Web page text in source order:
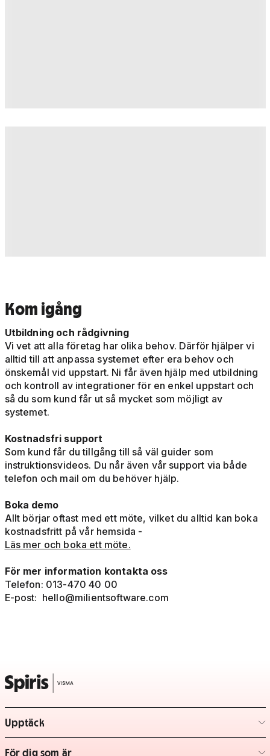
Kom igång
Utbildning och rådgivning
Vi vet att alla företag har olika behov. Därför hjälper vi
alltid till att anpassa systemet efter era behov och
önskemål vid uppstart. Ni får även hjälp med utbildning
och kontroll av integrationer för en enkel uppstart och
så du som kund får ut så mycket som möjligt av
systemet.
Kostnadsfri support
Som kund får du tillgång till så väl guider som
instruktionsvideos. Du når även vår support via både
telefon och mail om du behöver hjälp.
Boka demo
Allt börjar oftast med ett möte, vilket du alltid kan boka
kostnadsfritt på vår hemsida -
Läs mer och boka ett möte.
För mer information kontakta oss
Telefon: 013-470 40 00
E-post: hello@milientsoftware.com
Upptäck
– klicka för att expandera lista
För dig som är